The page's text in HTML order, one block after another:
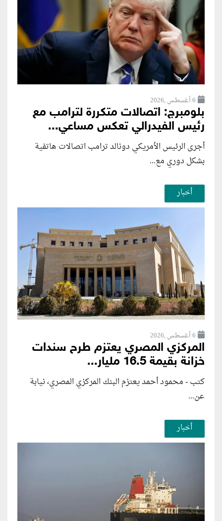
6 أغسطس ,2026
بلومبرج: اتصالات متكررة لترامب مع
رئيس الفيدرالي تعكس مساعي...
أجرى الرئيس الأمريكي دونالد ترامب اتصالات هاتفية
بشكل دوري مع...
أخبار
6 أغسطس ,2026
المركزي المصري يعتزم طرح سندات
خزانة بقيمة 16.5 مليار...
كتب - محمود أحمد يعتزم البنك المركزي المصري، نيابة
عن...
أخبار